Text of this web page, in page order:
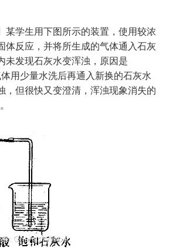
某学生用下图所示的装置，使用较浓
体反应，并将所生成的气体通入石灰
未发现石灰水变浑浊，原因是
体用少量水洗后再通入新换的石灰水
，但很快又变澄清，浑浊现象消失的